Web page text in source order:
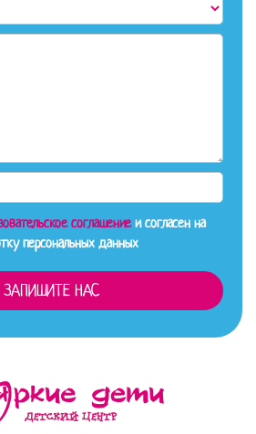
соглашениеи согласен на
персональных данных